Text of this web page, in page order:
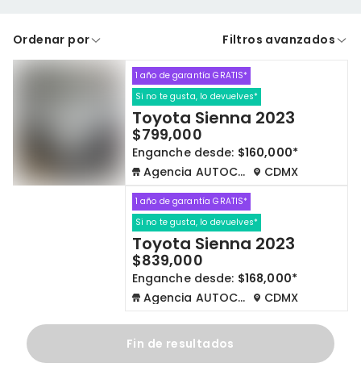
A crédito De contado
Cdmx y Edo Mex Querétaro
Borrar todo
Ordenar por Filtros avanzados
1 año de garantía GRATIS*
Si no te gusta, lo devuelves*
Toyota Sienna 2023
$799,000
Enganche desde: $160,000*
Agencia AUTOCOM
CDMX
1 año de garantía GRATIS*
Si no te gusta, lo devuelves*
Toyota Sienna 2023
$839,000
Enganche desde: $168,000*
Agencia AUTOCOM
CDMX
Fin de resultados